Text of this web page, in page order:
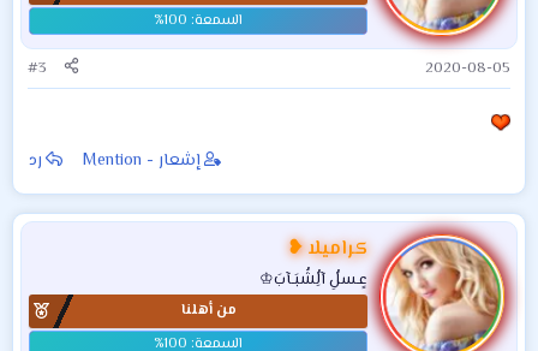
2020-08-05
#3
إشعار - Mention رد
كراميلا ❥
عٍـسلُِ آلُِشُبَـآبَ♔
من أهلنا